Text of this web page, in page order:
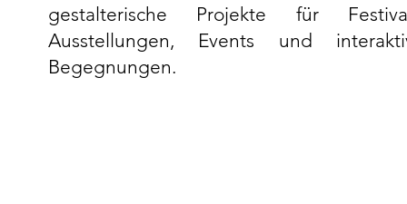
gestalterische Projekte für
Ausstellungen, Events und
Begegnungen.